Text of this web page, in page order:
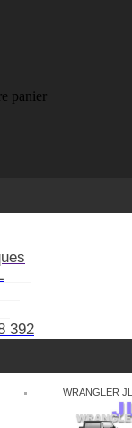
panier
392
WRANGLER JL